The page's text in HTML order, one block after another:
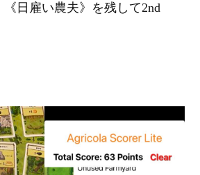
日雇い農夫》を残して2nd